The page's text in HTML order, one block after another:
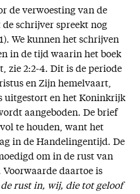
de verwoesting van de
schrijver spreekt nog
We kunnen het schrijven
in de tijd waarin het boek
zie 2:2-4. Dit is de periode
en Zijn hemelvaart,
uitgestort en het Koninkrijk
aangeboden. De brief
te houden, want het
in de Handelingentijd. De
om in de rust van
daartoe is
rust in, wij, die tot geloof